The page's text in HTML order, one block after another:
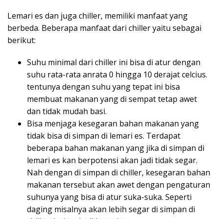
Lemari es dan juga chiller, memiliki manfaat yang
berbeda. Beberapa manfaat dari chiller yaitu sebagai
berikut:
Suhu minimal dari chiller ini bisa di atur dengan
suhu rata-rata anrata 0 hingga 10 derajat celcius.
tentunya dengan suhu yang tepat ini bisa
membuat makanan yang di sempat tetap awet
dan tidak mudah basi.
Bisa menjaga kesegaran bahan makanan yang
tidak bisa di simpan di lemari es. Terdapat
beberapa bahan makanan yang jika di simpan di
lemari es kan berpotensi akan jadi tidak segar.
Nah dengan di simpan di chiller, kesegaran bahan
makanan tersebut akan awet dengan pengaturan
suhunya yang bisa di atur suka-suka. Seperti
daging misalnya akan lebih segar di simpan di